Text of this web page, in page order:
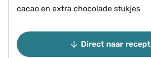
cacao en extra chocolade stukjes
Direct naar recept